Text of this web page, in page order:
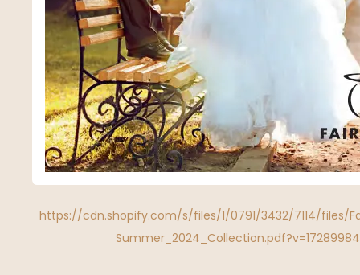
https://cdn.shopify.com/s/files/1/0791/3432/7114/files/